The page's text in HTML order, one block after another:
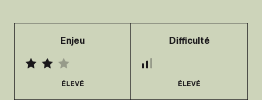
Enjeu Difficulté
ÉLEVÉ ÉLEVÉ